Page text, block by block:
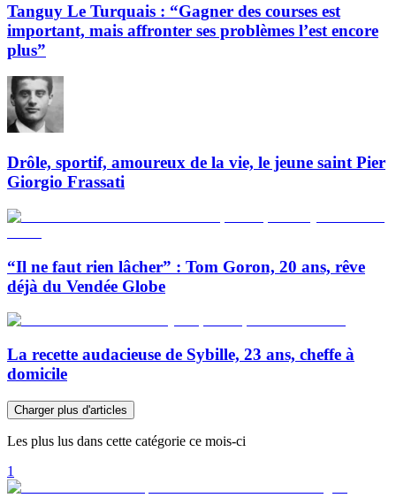
Tanguy Le Turquais : “Gagner des courses est
important, mais affronter ses problèmes l’est encore
plus”
Drôle, sportif, amoureux de la vie, le jeune saint Pier
Giorgio Frassati
“Il ne faut rien lâcher” : Tom Goron, 20 ans, rêve
déjà du Vendée Globe
La recette audacieuse de Sybille, 23 ans, cheffe à
domicile
Charger plus d'articles
Les plus lus dans cette catégorie ce mois-ci
1